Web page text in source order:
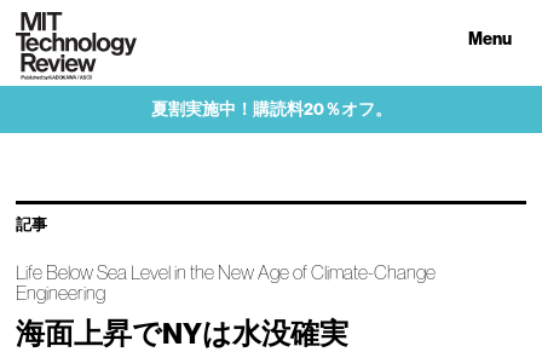
Menu
夏割実施中！購読料20％オフ。
記事
Life Below Sea Level in the New Age of Climate-Change
Engineering
海面上昇でNYは水没確実